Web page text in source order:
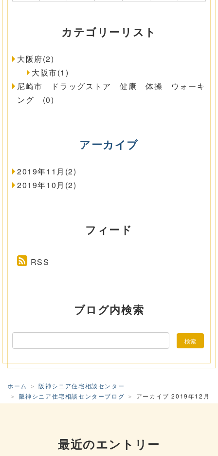
カテゴリーリスト
大阪府(2)
大阪市(1)
尼崎市 ドラッグストア 健康 体操 ウォーキ
ング (0)
アーカイブ
2019年11月(2)
2019年10月(2)
フィード
RSS
ブログ内検索
ホーム
阪神シニア住宅相談センター
阪神シニア住宅相談センターブログ
アーカイブ 2019年12月
最近のエントリー